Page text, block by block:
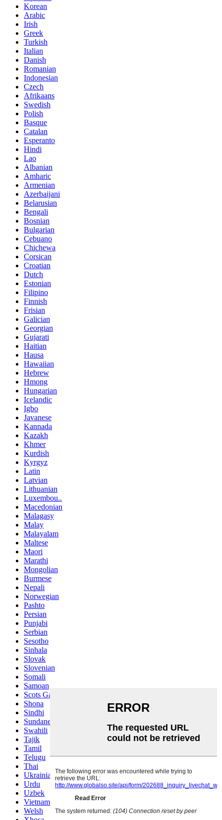
Korean
Arabic
Irish
Greek
Turkish
Italian
Danish
Romanian
Indonesian
Czech
Afrikaans
Swedish
Polish
Basque
Catalan
Esperanto
Hindi
Lao
Albanian
Amharic
Armenian
Azerbaijani
Belarusian
Bengali
Bosnian
Bulgarian
Cebuano
Chichewa
Corsican
Croatian
Dutch
Estonian
Filipino
Finnish
Frisian
Galician
Georgian
Gujarati
Haitian
Hausa
Hawaiian
Hebrew
Hmong
Hungarian
Icelandic
Igbo
Javanese
Kannada
Kazakh
Khmer
Kurdish
Kyrgyz
Latin
Latvian
Lithuanian
Luxembou..
Macedonian
Malagasy
Malay
Malayalam
Maltese
Maori
Marathi
Mongolian
Burmese
Nepali
Norwegian
Pashto
Persian
Punjabi
Serbian
Sesotho
Sinhala
Slovak
Slovenian
Somali
Samoan
Scots Gaelic
Shona
Sindhi
Sundanese
Swahili
Tajik
Tamil
Telugu
Thai
Ukrainian
Urdu
Uzbek
Vietnamese
Welsh